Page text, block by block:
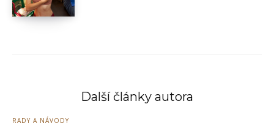
Další články autora
RADY A NÁVODY